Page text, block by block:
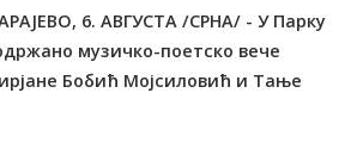
6. АВГУСТА /СРНА/ - У Парку
музичко-поетско вече
Бобић Мојсиловић и Тање